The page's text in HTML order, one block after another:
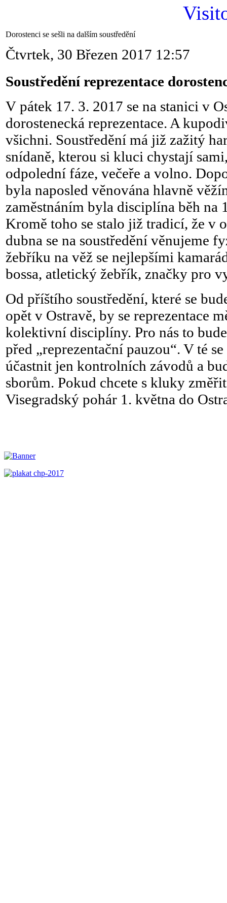
Dorostenci se sešli na dalším soustředění
Čtvrtek, 30 Březen 2017 12:57
Soustředění reprezentace
V pátek 17. 3. 2017 se na stanici v
dorostenecká reprezentace. A
všichni. Soustředění má již zažitý
snídaně, kterou si kluci chystají
odpolední fáze, večeře a volno.
byla naposled věnována hlavně
zaměstnáním byla disciplína běh na
Kromě toho se stalo již tradicí, že v
dubna se na soustředění věnujeme
žebříku na věž se nejlepšími
bossa, atletický žebřík, značky pro
Od příštího soustředění, které se
opět v Ostravě, by se reprezentace
kolektivní disciplíny. Pro nás to
před „reprezentační pauzou“. V té
účastnit jen kontrolních závodů a
sborům. Pokud chcete s kluky
Visegradský pohár 1. května do